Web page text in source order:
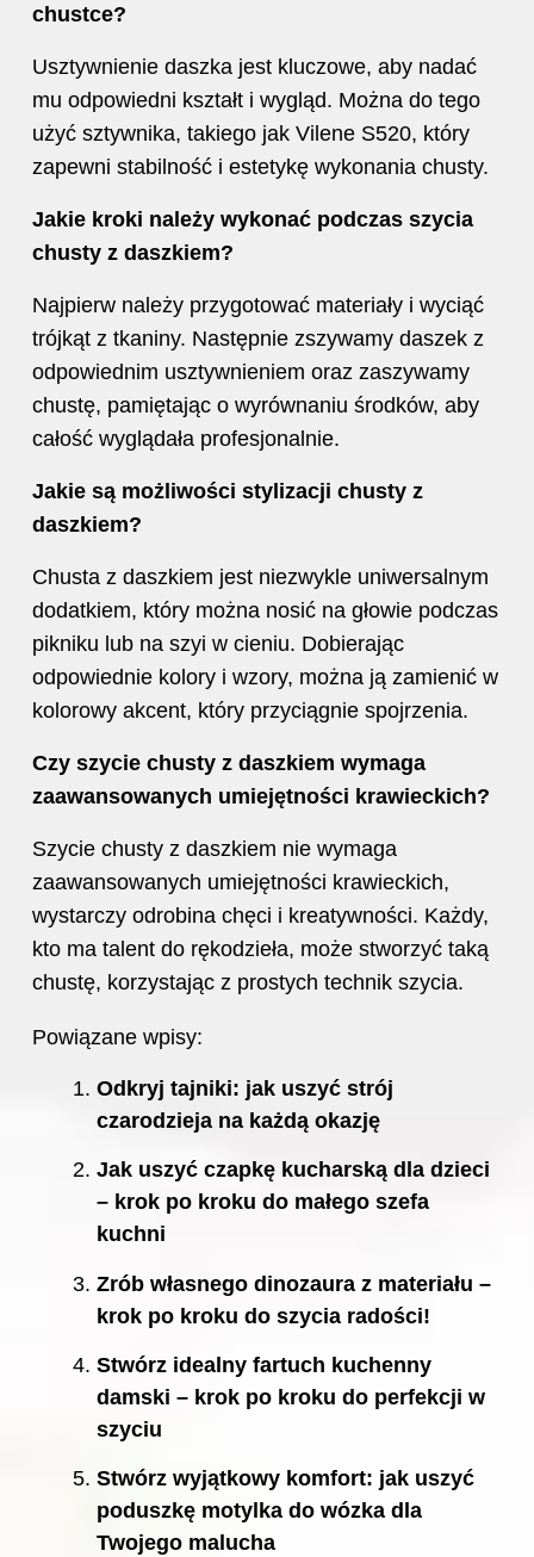
chustce?
Usztywnienie daszka jest kluczowe, aby nadać
mu odpowiedni kształt i wygląd. Można do tego
użyć sztywnika, takiego jak Vilene S520, który
zapewni stabilność i estetykę wykonania chusty.
Jakie kroki należy wykonać podczas szycia
chusty z daszkiem?
Najpierw należy przygotować materiały i wyciąć
trójkąt z tkaniny. Następnie zszywamy daszek z
odpowiednim usztywnieniem oraz zaszywamy
chustę, pamiętając o wyrównaniu środków, aby
całość wyglądała profesjonalnie.
Jakie są możliwości stylizacji chusty z
daszkiem?
Chusta z daszkiem jest niezwykle uniwersalnym
dodatkiem, który można nosić na głowie podczas
pikniku lub na szyi w cieniu. Dobierając
odpowiednie kolory i wzory, można ją zamienić w
kolorowy akcent, który przyciągnie spojrzenia.
Czy szycie chusty z daszkiem wymaga
zaawansowanych umiejętności krawieckich?
Szycie chusty z daszkiem nie wymaga
zaawansowanych umiejętności krawieckich,
wystarczy odrobina chęci i kreatywności. Każdy,
kto ma talent do rękodzieła, może stworzyć taką
chustę, korzystając z prostych technik szycia.
Powiązane wpisy:
Odkryj tajniki: jak uszyć strój
czarodzieja na każdą okazję
Jak uszyć czapkę kucharską dla dzieci
– krok po kroku do małego szefa
kuchni
Zrób własnego dinozaura z materiału –
krok po kroku do szycia radości!
Stwórz idealny fartuch kuchenny
damski – krok po kroku do perfekcji w
szyciu
Stwórz wyjątkowy komfort: jak uszyć
poduszkę motylka do wózka dla
Twojego malucha